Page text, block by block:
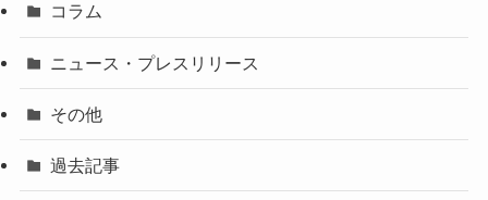
コラム
ニュース・プレスリリース
その他
過去記事